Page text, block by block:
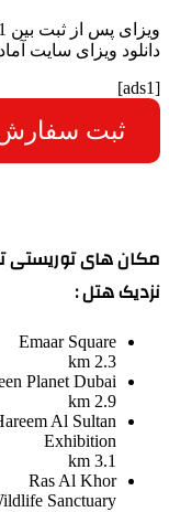
دانلود ویزای سایت
[ads1]
ثبت سفارش
مکان های توریستی
نزدیک هتل :
Emaar Square
2.3 km
Planet Dubai
2.9 km
Al Sultan
Exhibition
3.1 km
Ras Al Khor
Sanctuary